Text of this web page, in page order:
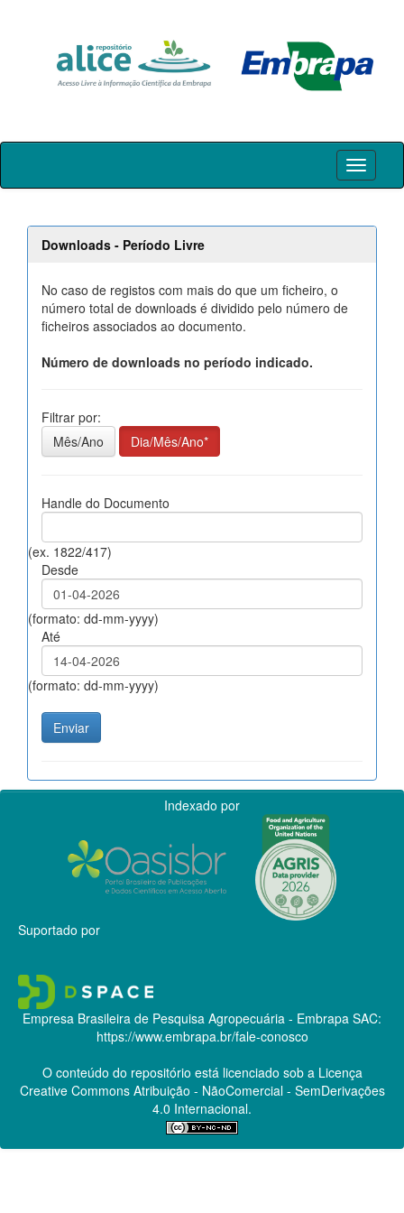
Skip
Downloads - Período Livre
No caso de registos com mais do que um ficheiro, o
número total de downloads é dividido pelo número de
ficheiros associados ao documento.
Número de downloads no período indicado.
Filtrar por:
Mês/Ano
Dia/Mês/Ano*
Handle do Documento
(ex. 1822/417)
Desde
(formato: dd-mm-yyyy)
Até
(formato: dd-mm-yyyy)
Indexado por
Suportado por
Empresa Brasileira de Pesquisa Agropecuária - Embrapa SAC:
https://www.embrapa.br/fale-conosco
O conteúdo do repositório está licenciado sob a Licença
Creative CommonsAtribuição - NãoComercial - SemDerivações
4.0 Internacional.